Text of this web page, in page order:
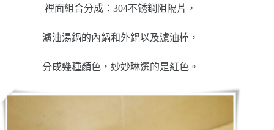
裡面組合分成：304不锈鋼阻隔片，
濾油湯鍋的內鍋和外鍋以及濾油棒，
分成幾種顏色，妙妙琳選的是紅色。